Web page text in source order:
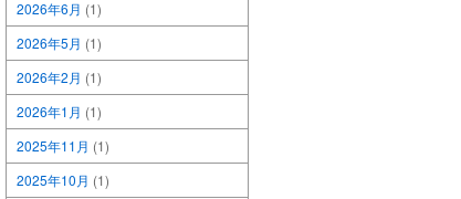
2026年6月 (1)
2026年5月 (1)
2026年2月 (1)
2026年1月 (1)
2025年11月 (1)
2025年10月 (1)